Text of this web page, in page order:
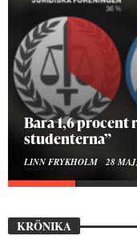
Hur bygger man
ELISE RALSTON
KRÖNIKA